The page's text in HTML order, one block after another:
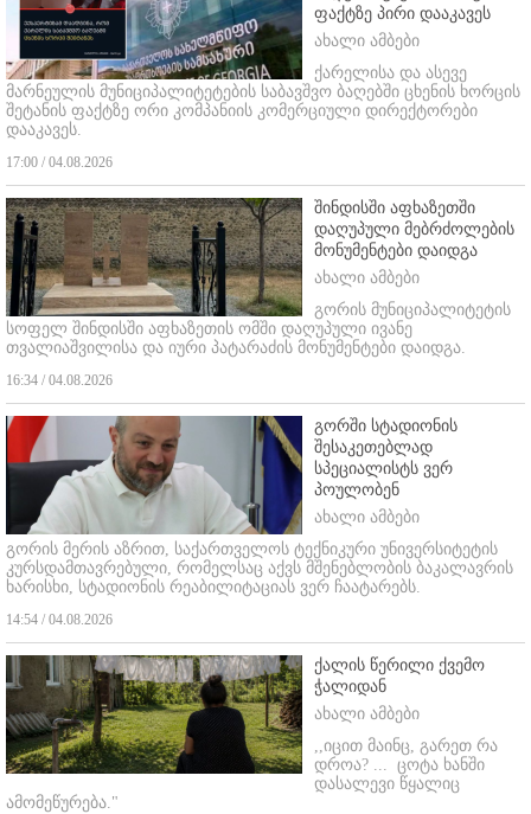
ფაქტზე პირი დააკავეს
ახალი ამბები
ქარელისა და ასევე
მარნეულის მუნიციპალიტეტების საბავშვო ბაღებში ცხენის ხორცის
შეტანის ფაქტზე ორი კომპანიის კომერციული დირექტორები
დააკავეს.
17:00 / 04.08.2026
შინდისში აფხაზეთში
დაღუპული მებრძოლების
მონუმენტები დაიდგა
ახალი ამბები
გორის მუნიციპალიტეტის
სოფელ შინდისში აფხაზეთის ომში დაღუპული ივანე
თვალიაშვილისა და იური პატარაძის მონუმენტები დაიდგა.
16:34 / 04.08.2026
გორში სტადიონის
შესაკეთებლად
სპეციალისტს ვერ
პოულობენ
ახალი ამბები
გორის მერის აზრით, საქართველოს ტექნიკური უნივერსიტეტის
კურსდამთავრებული, რომელსაც აქვს მშენებლობის ბაკალავრის
ხარისხი, სტადიონის რეაბილიტაციას ვერ ჩაატარებს.
14:54 / 04.08.2026
ქალის წერილი ქვემო
ჭალიდან
ახალი ამბები
,,იცით მაინც, გარეთ რა
დროა? ... ცოტა ხანში
დასალევი წყალიც
ამომეწურება."